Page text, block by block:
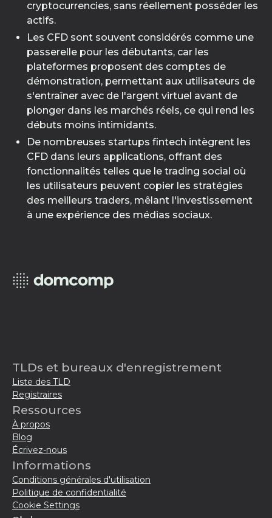
cryptocurrencies, sans réellement posséder les
actifs.
Les CFD sont souvent considérés comme une
passerelle pour les débutants, car les
plateformes proposent des comptes de
démonstration, permettant aux utilisateurs de
s'entraîner avec de l'argent virtuel avant de
plonger dans les marchés réels, ce qui rend les
débuts moins intimidants.
De nombreuses startups fintech intègrent les
CFD dans leurs applications, offrant des
fonctionnalités telles que le trading social où
les utilisateurs peuvent copier les stratégies
des meilleurs traders, mêlant l'investissement
à une expérience des médias sociaux.
TLDs et bureaux d'enregistrement
Liste des TLD
Registraires
Ressources
À propos
Blog
Écrivez-nous
Informations
Conditions générales d'utilisation
Politique de confidentialité
Cookie Settings